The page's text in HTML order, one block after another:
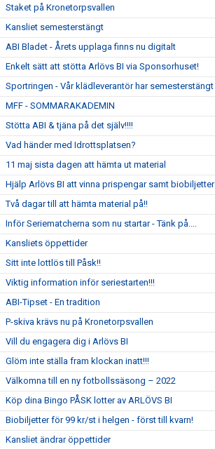
Staket på Kronetorpsvallen
Kansliet semesterstängt
ABI Bladet - Årets upplaga finns nu digitalt
Enkelt sätt att stötta Arlövs BI via Sponsorhuset!
Sportringen - Vår klädleverantör har semesterstängt
MFF - SOMMARAKADEMIN
Stötta ABI & tjäna på det själv!!!!
Vad händer med Idrottsplatsen?
11 maj sista dagen att hämta ut material
Hjälp Arlövs BI att vinna prispengar samt biobiljetter
Två dagar till att hämta material på!!
Inför Seriematcherna som nu startar - Tänk på....
Kansliets öppettider
Sitt inte lottlös till Påsk!!
Viktig information inför seriestarten!!!
ABI-Tipset - En tradition
P-skiva krävs nu på Kronetorpsvallen
Vill du engagera dig i Arlövs BI
Glöm inte ställa fram klockan inatt!!!
Välkomna till en ny fotbollssäsong – 2022
Köp dina Bingo PÅSK lotter av ARLÖVS BI
Biobiljetter för 99 kr/st i helgen - först till kvarn!
Kansliet ändrar öppettider